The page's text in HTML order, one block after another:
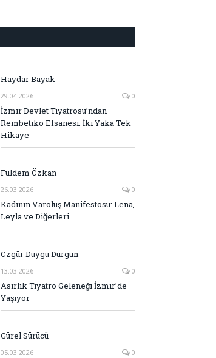
Haydar Bayak
29.04.2026 0
İzmir Devlet Tiyatrosu’ndan
Rembetiko Efsanesi: İki Yaka Tek
Hikaye
Fuldem Özkan
26.03.2026 0
Kadının Varoluş Manifestosu: Lena,
Leyla ve Diğerleri
Özgür Duygu Durgun
13.03.2026 0
Asırlık Tiyatro Geleneği İzmir’de
Yaşıyor
Gürel Sürücü
05.03.2026 0